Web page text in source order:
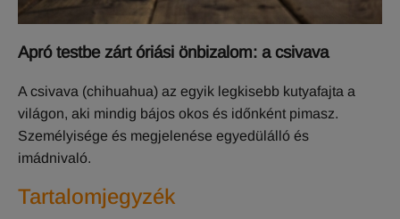
Apró testbe zárt óriási önbizalom: a csivava
A csivava (chihuahua) az egyik legkisebb kutyafajta a
világon, aki mindig bájos okos és időnként pimasz.
Személyisége és megjelenése egyedülálló és
imádnivaló.
Tartalomjegyzék